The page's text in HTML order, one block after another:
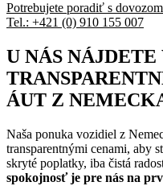
Potrebujete poradiť s
Tel.: +421 (0) 910 155 007
U NÁS NÁJDETE
ÁUT Z
Naša ponuka vozidiel z
transparentnými cenami, aby
skryté poplatky, iba čistá
spokojnosť je pre nás na